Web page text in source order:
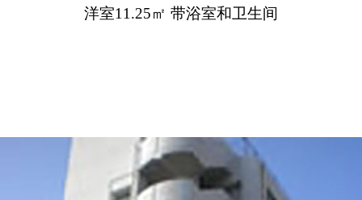
洋室11.25㎡ 带浴室和卫生间